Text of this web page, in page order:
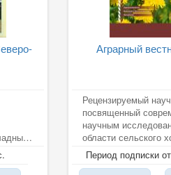
и
Аграрный
Рецензируемый
посвященный
научным
области сельского
Период подписки